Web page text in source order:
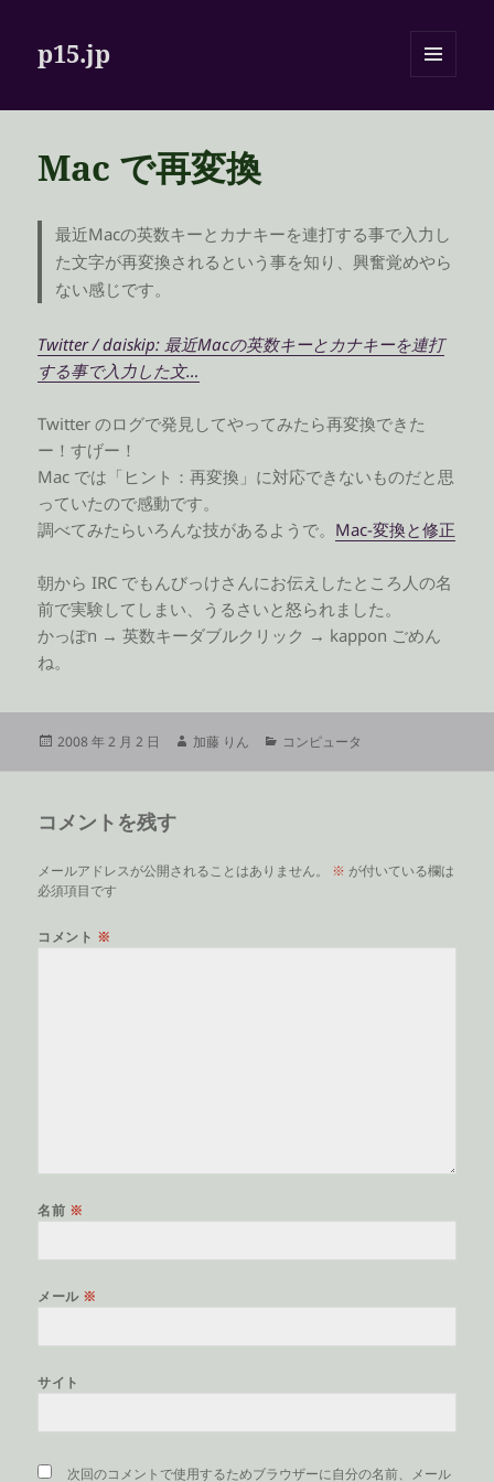
p15.jp
ーとウ
Mac で再変換
最近Macの英数キーとカナキーを連打する事で入力し
た文字が再変換されるという事を知り、興奮覚めやら
ない感じです。
Twitter / daiskip: 最近Macの英数キーとカナキーを連打
する事で入力した文…
Twitter のログで発見してやってみたら再変換できた
ー！すげー！
Mac では「ヒント：再変換」に対応できないものだと思
っていたので感動です。
調べてみたらいろんな技があるようで。 Mac-変換と修正
朝から IRC でもんびっけさんにお伝えしたところ人の名
前で実験してしまい、うるさいと怒られました。
かっぽn → 英数キーダブルクリック → kappon ごめん
ね。
投
2008 年 2 月 2 日
作
加藤 りん
カ
コンピュータ
コメントを残す
メールアドレスが公開されることはありません。 ※ が付いている欄は
必須項目です
コメント ※
名前 ※
メール ※
サイト
次回のコメントで使用するためブラウザーに自分の名前、メール